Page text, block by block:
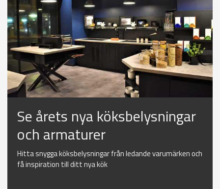
Se årets nya köksbelysningar
och armaturer
Hitta snygga köksbelysningar från ledande varumärken och
få inspiration till ditt nya kök